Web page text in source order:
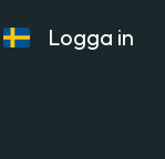
Logga in